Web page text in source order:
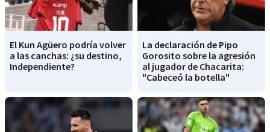
El Kun Agüero podría volver
a las canchas: ¿su destino,
Independiente?
La declaración de Pipo
Gorosito sobre la agresión
al jugador de Chacarita:
"Cabeceó la botella"